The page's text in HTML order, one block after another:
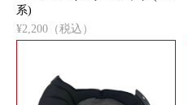
系)
¥2,200（税込）